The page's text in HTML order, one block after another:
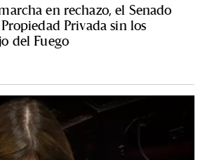
en rechazo, el Senado
Privada sin los
del Fuego